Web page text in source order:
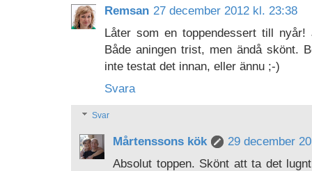
Remsan 27 december 2012 kl. 23:38
Låter som en toppendessert till
Både aningen trist, men ändå skönt.
inte testat det innan, eller ännu ;-)
Svara
Svar
Mårtenssons kök
29 december
Absolut toppen. Skönt att ta det